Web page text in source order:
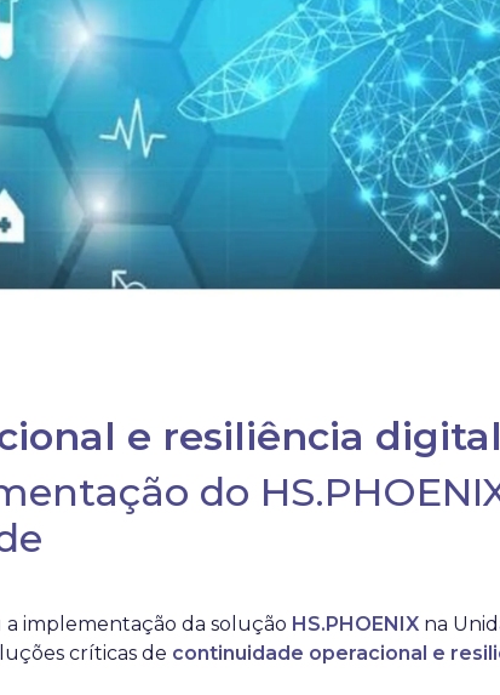
e resiliência digital
do
a implementação da solução HS.PHOENIX na
críticas de continuidade operacional e